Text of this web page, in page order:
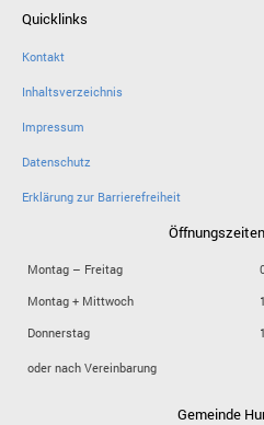
Quicklinks
Kontakt
Inhaltsverzeichnis
Impressum
Datenschutz
Erklärung zur Barrierefreiheit
Montag – Freitag
Montag + Mittwoch
Donnerstag
oder nach Vereinbarung
Gemeinde